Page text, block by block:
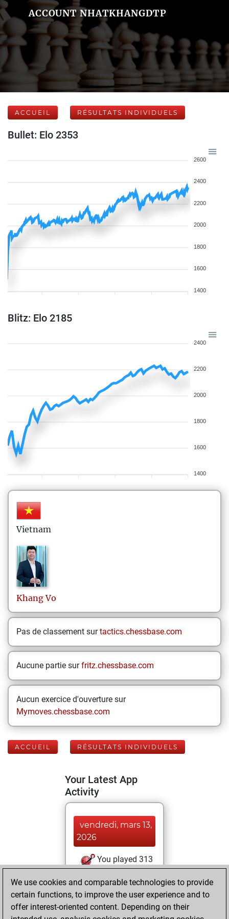
ACCOUNT NHATKHANGDTP
ACCUEIL RÉSULTATS INDIVIDUELS
Bullet: Elo 2353
2600
2400
2200
2000
1800
1600
1400
Blitz: Elo 2185
2400
2200
2000
1800
1600
1400
Vietnam
Khang Vo
Pas de classement surtactics.chessbase.com
Aucune partie surfritz.chessbase.com
Aucun exercice d'ouverture sur
Mymoves.chessbase.com
ACCUEIL RÉSULTATS INDIVIDUELS
Your Latest App
Activity
vendredi, mars 13,
2026
You played 313
You scored
+228 =7 -78 in bullet
We use cookies and comparable technologies to provide
certain functions, to improve the user experience and to
offer interest-oriented content. Depending on their